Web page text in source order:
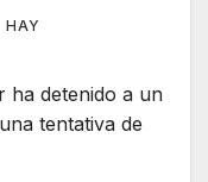
HAY
ha detenido a un
tentativa de